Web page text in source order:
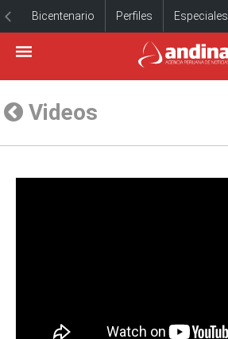
Bicentenario Perfiles Especiales
Videos